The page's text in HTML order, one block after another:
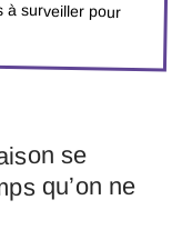
à surveiller pour
se
qu’on ne